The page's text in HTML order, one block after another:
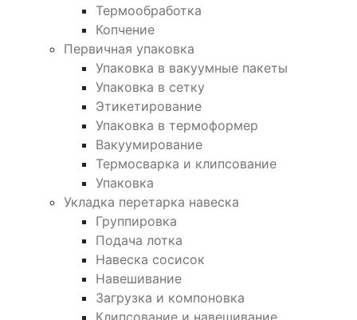
Термообработка
Копчение
Первичная упаковка
Упаковка в вакуумные пакеты
Упаковка в сетку
Этикетирование
Упаковка в термоформер
Вакуумирование
Термосварка и клипсование
Упаковка
Укладка перетарка навеска
Группировка
Подача лотка
Навеска сосисок
Навешивание
Загрузка и компоновка
Клипсование и навешивание